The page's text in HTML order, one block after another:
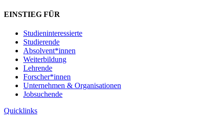
EINSTIEG FÜR
Studieninteressierte
Studierende
Absolvent*innen
Weiterbildung
Lehrende
Forscher*innen
Unternehmen & Organisationen
Jobsuchende
Quicklinks